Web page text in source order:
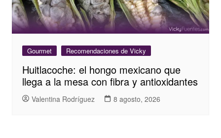
Gourmet Recomendaciones de Vicky
Huitlacoche: el hongo mexicano que
llega a la mesa con fibra y antioxidantes
Valentina Rodríguez 8 agosto, 2026